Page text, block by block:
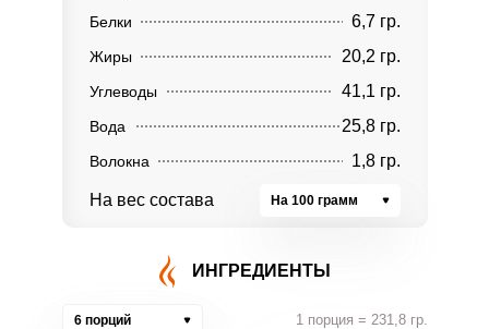
Белки 6,7 гр.
Жиры 20,2 гр.
Углеводы 41,1 гр.
Вода 25,8 гр.
Волокна 1,8 гр.
На вес состава На 100 грамм
ИНГРЕДИЕНТЫ
6 порций 1 порция = 231,8 гр.